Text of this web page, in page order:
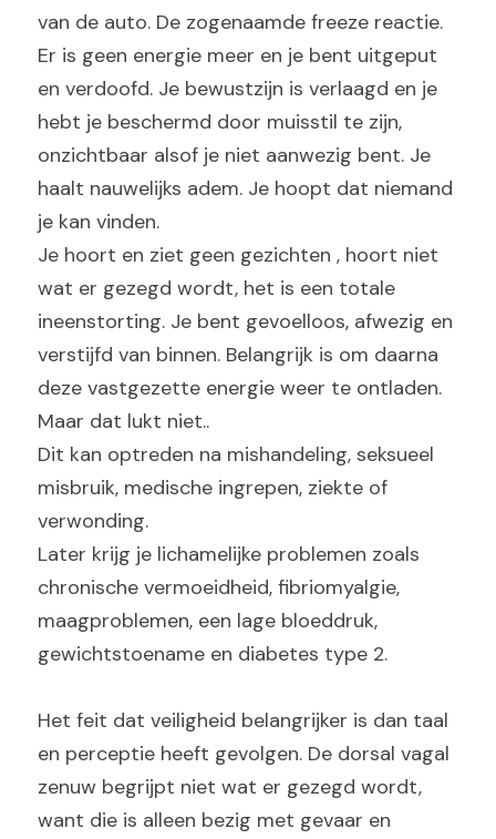
van de auto. De zogenaamde freeze reactie.
Er is geen energie meer en je bent uitgeput
en verdoofd. Je bewustzijn is verlaagd en je
hebt je beschermd door muisstil te zijn,
onzichtbaar alsof je niet aanwezig bent. Je
haalt nauwelijks adem. Je hoopt dat niemand
je kan vinden.
Je hoort en ziet geen gezichten , hoort niet
wat er gezegd wordt, het is een totale
ineenstorting. Je bent gevoelloos, afwezig en
verstijfd van binnen. Belangrijk is om daarna
deze vastgezette energie weer te ontladen.
Maar dat lukt niet..
Dit kan optreden na mishandeling, seksueel
misbruik, medische ingrepen, ziekte of
verwonding.
Later krijg je lichamelijke problemen zoals
chronische vermoeidheid, fibriomyalgie,
maagproblemen, een lage bloeddruk,
gewichtstoename en diabetes type 2.
Het feit dat veiligheid belangrijker is dan taal
en perceptie heeft gevolgen. De dorsal vagal
zenuw begrijpt niet wat er gezegd wordt,
want die is alleen bezig met gevaar en